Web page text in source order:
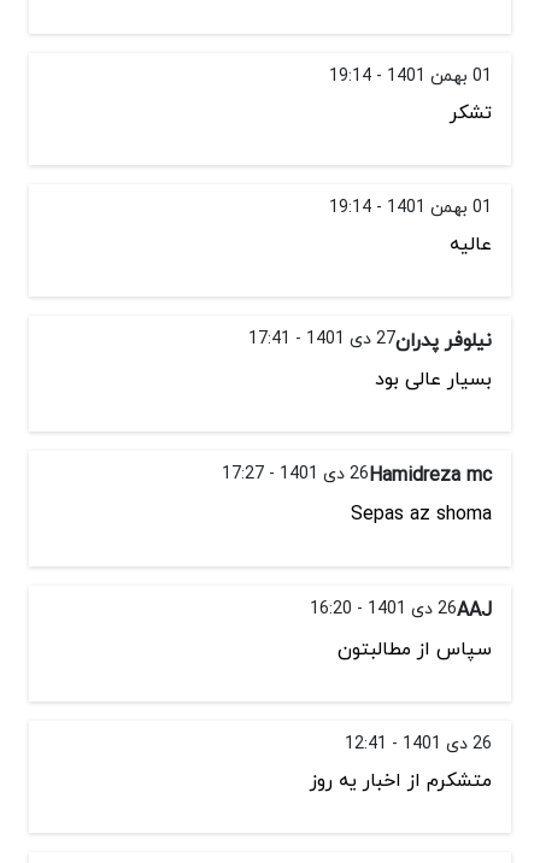
01 بهمن 1401 - 19:14
تشکر
01 بهمن 1401 - 19:14
عالیه
نیلوفر پدران27 دی 1401 - 17:41
بسیار عالی بود
Hamidreza mc26 دی 1401 - 17:27
Sepas az shoma
AAJ26 دی 1401 - 16:20
سپاس از مطالبتون
26 دی 1401 - 12:41
متشکرم از اخبار یه روز